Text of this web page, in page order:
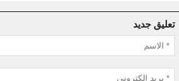
تعليق جديد